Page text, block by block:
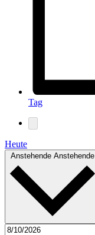
Tag
Heute
Anstehende Anstehende